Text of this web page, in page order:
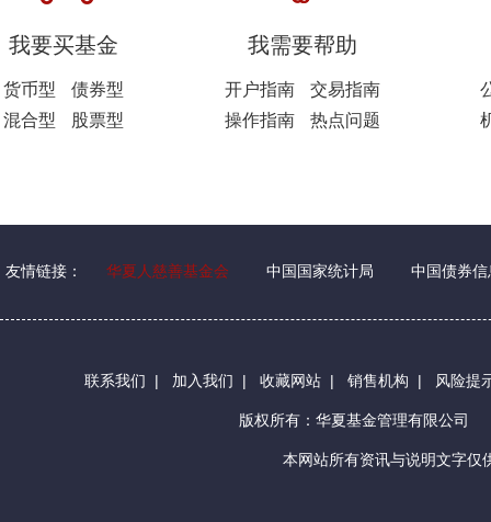
我要买基金
货币型
债券型
混合型
股票型
我需要帮助
开户指南
交易指南
操作指南
热点问题
友情链接： 华夏人慈善基金会 中国国家统计局 中国债券信
联系我们 | 加入我们 | 收藏网站 | 销售机构 | 风险提
版权所有：华夏基金管理有限公司
本网站所有资讯与说明文字仅